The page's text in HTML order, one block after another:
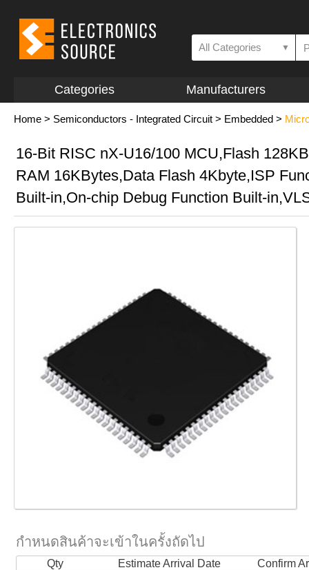
All Categories ▼
Categories Manufacturers
Home > Semiconductors - Integrated Circuit > Embedded >
16-Bit RISC nX-U16/100 MCU,Flash
RAM 16KBytes,Data Flash 4Kbyte,ISP
Built-in,On-chip Debug Function Built-
กำหนดสินค้าจะเข้าในครั้งถัดไป
Qty Estimate Arrival Date
Confirm